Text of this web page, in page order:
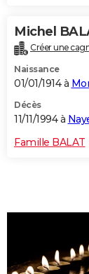
Michel
Créer une
Naissance
01/01/1914 à
Décès
11/11/1994 à
Famille BALAT